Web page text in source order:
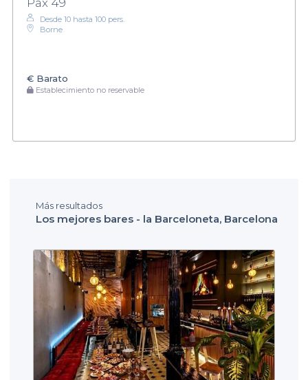
Desde 10 hasta 100 pers.
Borne
€ Barato
Establecimiento no reservable
Más resultados
Los mejores bares - la Barceloneta, Barcelona